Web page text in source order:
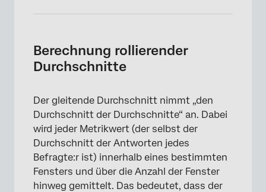
Berechnung rollierender
Durchschnitte
Der gleitende Durchschnitt nimmt „den
Durchschnitt der Durchschnitte“ an. Dabei
wird jeder Metrikwert (der selbst der
Durchschnitt der Antworten jedes
Befragte:r ist) innerhalb eines bestimmten
Fensters und über die Anzahl der Fenster
hinweg gemittelt. Das bedeutet, dass der